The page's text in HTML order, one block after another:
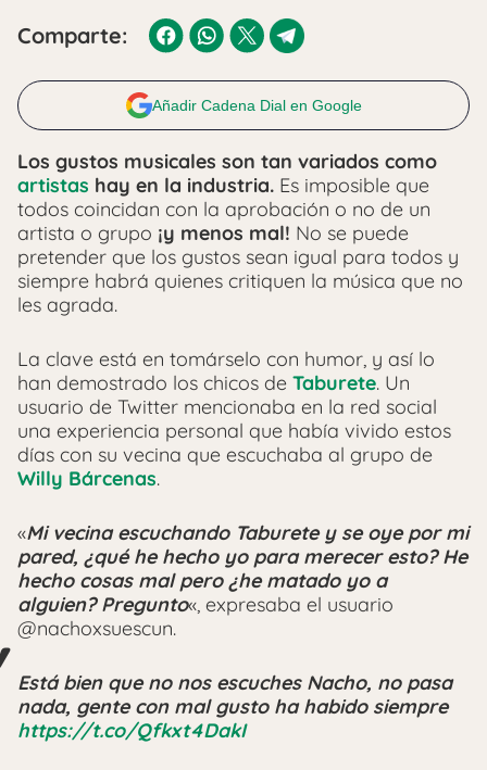
Comparte:
Añadir Cadena Dial en Google
Los gustos musicales son tan variados como
artistas hay en la industria. Es imposible que
todos coincidan con la aprobación o no de un
artista o grupo ¡y menos mal! No se puede
pretender que los gustos sean igual para todos y
siempre habrá quienes critiquen la música que no
les agrada.
La clave está en tomárselo con humor, y así lo
han demostrado los chicos de Taburete. Un
usuario de Twitter mencionaba en la red social
una experiencia personal que había vivido estos
días con su vecina que escuchaba al grupo de
Willy Bárcenas.
«Mi vecina escuchando Taburete y se oye por mi
pared, ¿qué he hecho yo para merecer esto? He
hecho cosas mal pero ¿he matado yo a
alguien? Pregunto«, expresaba el usuario
@nachoxsuescun.
Está bien que no nos escuches Nacho, no pasa
nada, gente con mal gusto ha habido siempre
https://t.co/Qfkxt4DakI